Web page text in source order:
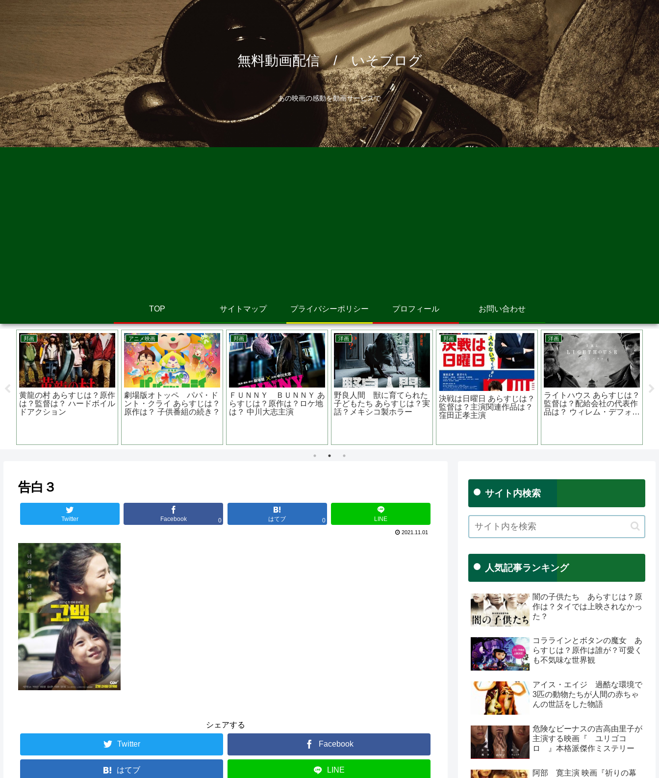
無料動画配信 / いそブログ
あの映画の感動を動画サービスで
TOP サイトマップ プライバシーポリシー プロフィール お問い合わせ
邦画
黄龍の村 あらすじは？原作
は？監督は？ ハードボイル
ドアクション
アニメ映画
劇場版オトッペ パパ・ド
ント・クライ あらすじは？
原作は？ 子供番組の続き？
邦画
ＦＵＮＮＹ ＢＵＮＮＹ あ
らすじは？原作は？ロケ地
は？ 中川大志主演
洋画
野良人間 獣に育てられた
子どもたち あらすじは？実
話？メキシコ製ホラー
邦画
決戦は日曜日 あらすじは？
監督は？主演関連作品は？
窪田正孝主演
洋画
ライトハウス あらすじは？
監督は？配給会社の代表作
品は？ ウィレム・デフォー
ピ
告白３
Twitter Facebook 0 はてブ 0 LINE
2021.11.01
シェアする
Twitter Facebook
はてブ LINE
サイト内検索
人気記事ランキング
闇の子供たち あらすじは？原
作は？タイでは上映されなかっ
た？
コララインとボタンの魔女 あ
らすじは？原作は誰が？可愛く
も不気味な世界観
アイス・エイジ 過酷な環境で
3匹の動物たちが人間の赤ちゃ
んの世話をした物語
危険なビーナスの吉高由里子が
主演する映画『 ユリゴコ
ロ 』本格派傑作ミステリー
阿部 寛主演 映画『祈りの幕